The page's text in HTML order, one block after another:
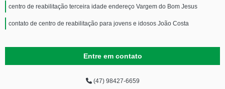
centro de reabilitação terceira idade endereço Vargem do Bom Jesus
contato de centro de reabilitação para jovens e idosos João Costa
Entre em contato
(47) 98427-6659